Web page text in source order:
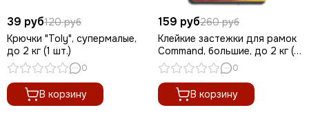
39 руб120 руб
Крючки "Toly", супермалые,
до 2 кг (1 шт.)
0
В корзину
159 руб260 руб
Клейкие застежки для рамок
Command, большие, до 2 кг (1
шт.)
0
В корзину